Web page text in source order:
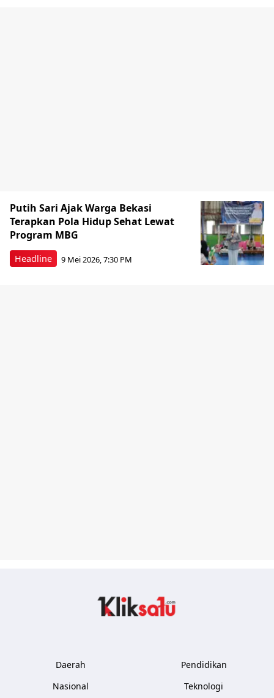
Headline
Putih Sari Ajak Warga Bekasi
Terapkan Pola Hidup Sehat Lewat
Program MBG
9 Mei 2026, 7:30 PM
Daerah
Nasional
Pendidikan
Teknologi